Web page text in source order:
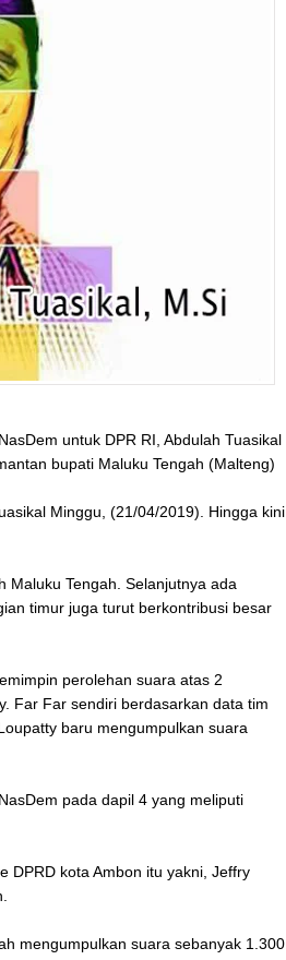
untuk DPR RI, Abdulah Tuasikal
bupati Maluku Tengah (Malteng)
Minggu, (21/04/2019). Hingga kini
Maluku Tengah. Selanjutnya ada
timur juga turut berkontribusi besar
perolehan suara atas 2
Far Far sendiri berdasarkan data tim
baru mengumpulkan suara
pada dapil 4 yang meliputi
DPRD kota Ambon itu yakni, Jeffry
mengumpulkan suara sebanyak 1.300